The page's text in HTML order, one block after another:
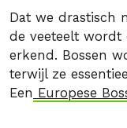
Dat we drastisch
de veeteelt wordt
erkend. Bossen
terwijl ze
Een Europese